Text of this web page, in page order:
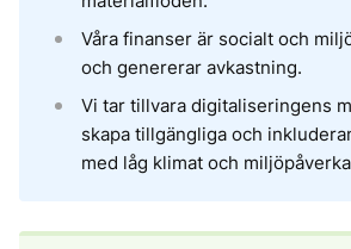
Våra finanser är socialt och
och genererar avkastning.
Vi tar tillvara digitaliseringens
skapa tillgängliga och
med låg klimat och